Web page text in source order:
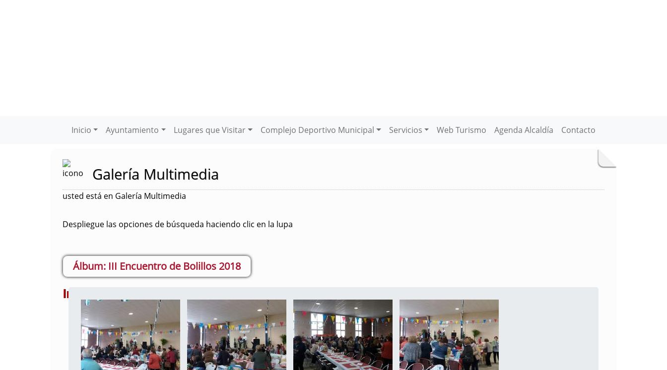
Inicio Ayuntamiento Lugares que Visitar Complejo Deportivo Municipal Servicios Web Turismo Agenda Alcaldía Contacto
Galería Multimedia
usted está en Galería Multimedia
Despliegue las opciones de búsqueda haciendo clic en la lupa
III Encuentro de Bolillos 2018
Imágenes